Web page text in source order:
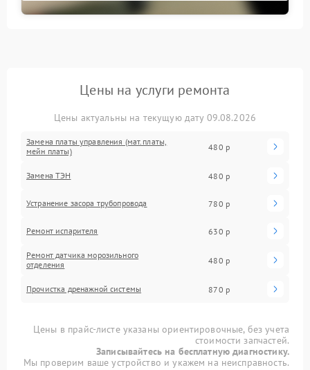
Цены на услуги ремонта
Цены актуальны на текущую дату 09.08.2026
Замена платы управления (мат.платы,
мейн платы)
480 р
Замена ТЭН 480 р
Устранение засора трубопровода 780 р
Ремонт испарителя 630 р
Ремонт датчика морозильного
отделения
480 р
Прочистка дренажной системы 870 р
Цены в прайс-листе указаны ориентировочные, без учета
стоимости запчастей.
Записывайтесь на бесплатную диагностику.
Мы проверим ваше устройство и укажем на неисправность.